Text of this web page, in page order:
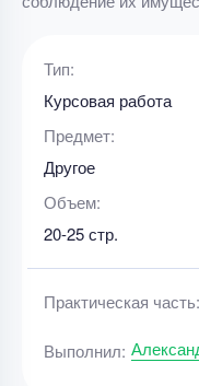
Тип:
Курсовая работа
Предмет:
Другое
Объем:
20-25 стр.
Практическая часть:
Выполнил: